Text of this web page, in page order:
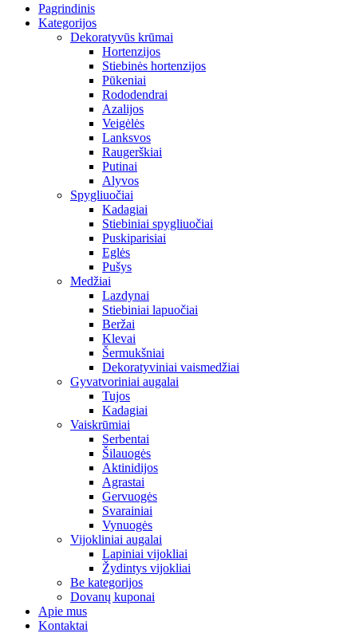
Pagrindinis
Kategorijos
Dekoratyvūs krūmai
Hortenzijos
Stiebinės hortenzijos
Pūkeniai
Rododendrai
Azalijos
Veigėlės
Lanksvos
Raugerškiai
Putinai
Alyvos
Spygliuočiai
Kadagiai
Stiebiniai spygliuočiai
Puskiparisiai
Eglės
Pušys
Medžiai
Lazdynai
Stiebiniai lapuočiai
Beržai
Klevai
Šermukšniai
Dekoratyviniai vaismedžiai
Gyvatvoriniai augalai
Tujos
Kadagiai
Vaiskrūmiai
Serbentai
Šilauogės
Aktinidijos
Agrastai
Gervuogės
Svarainiai
Vynuogės
Vijokliniai augalai
Lapiniai vijokliai
Žydintys vijokliai
Be kategorijos
Dovanų kuponai
Apie mus
Kontaktai